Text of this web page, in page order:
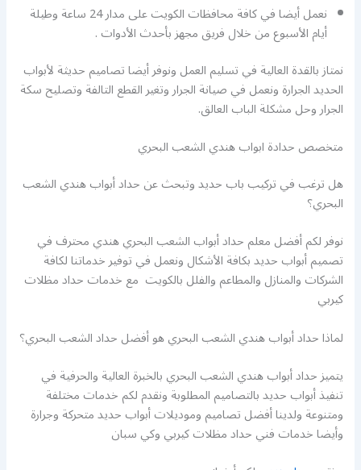
نعمل أيضا في كافة محافظات الكويت على مدار 24 ساعة وطيلة
أيام الأسبوع من خلال فريق مجهز بأحدث الأدوات .
نمتاز بالقدة العالية في تسليم العمل ونوفر أيضا تصاميم حديثة لأبواب
الحديد الجرارة ونعمل في صيانة الجرار وتغير القطع التالفة وتصليح سكة
الجرار وحل مشكلة الباب العالق.
متخصص حدادة ابواب هندي الشعب البحري
هل ترغب في تركيب باب حديد وتبحث عن حداد أبواب هندي الشعب
البحري؟
نوفر لكم أفضل معلم حداد أبواب الشعب البحري هندي محترف في
تصميم أبواب حديد بكافة الأشكال ونعمل في توفير خدماتنا لكافة
الشركات والمنازل والمطاعم والفلل بالكويت مع خدمات حداد مظلات
كيربي
لماذا حداد أبواب هندي الشعب البحري هو أفضل حداد الشعب البحري؟
يتميز حداد أبواب هندي الشعب البحري بالخبرة العالية والحرفية في
تنفيذ أبواب حديد بالتصاميم المطلوبة ونقدم لكم خدمات مختلفة
ومتنوعة ولدينا أفضل تصاميم وموديلات أبواب حديد متحركة وجرارة
وأيضا خدمات فني حداد مظلات كيربي وكي سبان